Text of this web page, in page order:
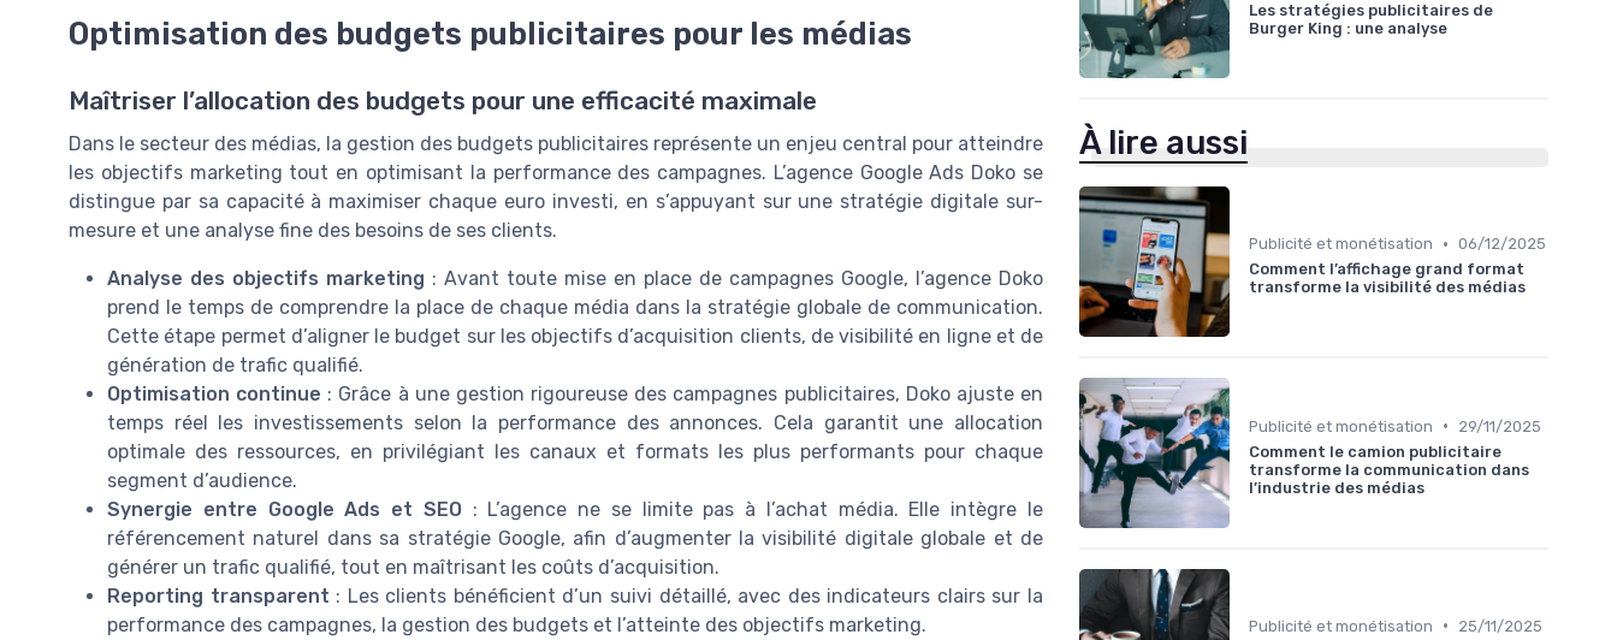
Optimisation des budgets publicitaires pour les médias
Maîtriser l’allocation des budgets pour une efficacité maximale
Dans le secteur des médias, la gestion des budgets publicitaires représente un enjeu central pour atteindre
les objectifs marketing tout en optimisant la performance des campagnes. L’agence Google Ads Doko se
distingue par sa capacité à maximiser chaque euro investi, en s’appuyant sur une stratégie digitale sur-
mesure et une analyse fine des besoins de ses clients.
Analyse des objectifs marketing : Avant toute mise en place de campagnes Google, l’agence Doko
prend le temps de comprendre la place de chaque média dans la stratégie globale de communication.
Cette étape permet d’aligner le budget sur les objectifs d’acquisition clients, de visibilité en ligne et de
génération de trafic qualifié.
Optimisation continue : Grâce à une gestion rigoureuse des campagnes publicitaires, Doko ajuste en
temps réel les investissements selon la performance des annonces. Cela garantit une allocation
optimale des ressources, en privilégiant les canaux et formats les plus performants pour chaque
segment d’audience.
Synergie entre Google Ads et SEO: L’agence ne se limite pas à l’achat média. Elle intègre le
référencement naturel dans sa stratégie Google, afin d’augmenter la visibilité digitale globale et de
générer un trafic qualifié, tout en maîtrisant les coûts d’acquisition.
Reporting transparent : Les clients bénéficient d’un suivi détaillé, avec des indicateurs clairs sur la
performance des campagnes, la gestion des budgets et l’atteinte des objectifs marketing.
Les stratégies publicitaires de
Burger King : une analyse
À lire aussi
Publicité et monétisation • 06/12/2025
Comment l’affichage grand format
transforme la visibilité des médias
Publicité et monétisation •
29/11/2025
Comment le camion publicitaire
transforme la communication dans
l’industrie des médias
Publicité et monétisation •
25/11/2025